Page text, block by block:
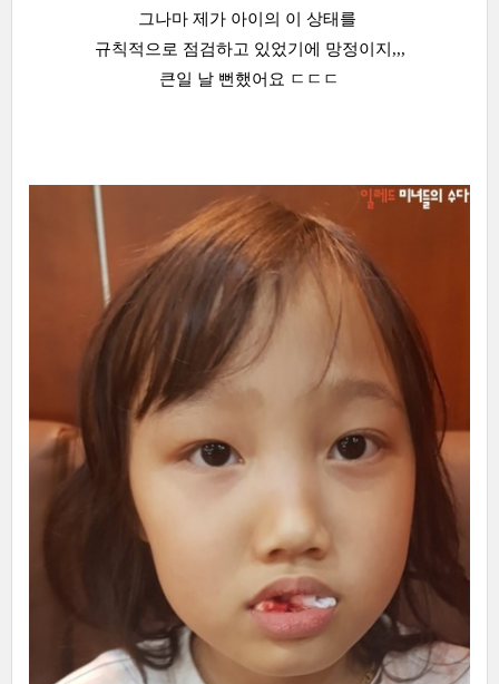
그나마 제가 아이의 이 상태를
규칙적으로 점검하고 있었기에 망정이지,,,
큰일 날 뻔했어요 ㄷㄷㄷ